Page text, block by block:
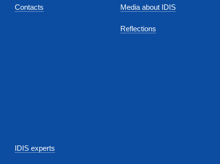
Contacts Media about IDIS
Reflections
IDIS experts